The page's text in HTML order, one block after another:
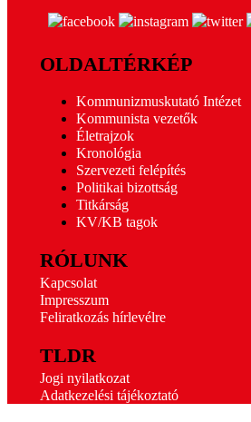
OLDALTÉRKÉP
Kommunizmuskutató Intézet
Kommunista vezetők
Életrajzok
Kronológia
Szervezeti felépítés
Politikai bizottság
Titkárság
KV/KB tagok
RÓLUNK
Kapcsolat
Impresszum
Feliratkozás hírlevélre
TLDR
Jogi nyilatkozat
Adatkezelési tájékoztató